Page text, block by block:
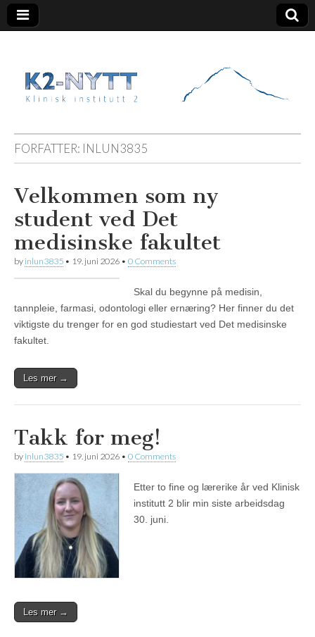
K2 Nytt
FORFATTER: INLUN3835
Velkommen som ny
student ved Det
medisinske fakultet
by inlun3835 • 19. juni 2026 • 0 Comments
Skal du begynne på medisin,
tannpleie, farmasi, odontologi eller ernæring? Her finner du det
viktigste du trenger for en god studiestart ved Det medisinske
fakultet.
Les mer →
Takk for meg!
by inlun3835 • 19. juni 2026 • 0 Comments
Etter to fine og lærerike år ved Klinisk
institutt 2 blir min siste arbeidsdag
30. juni.
Les mer →